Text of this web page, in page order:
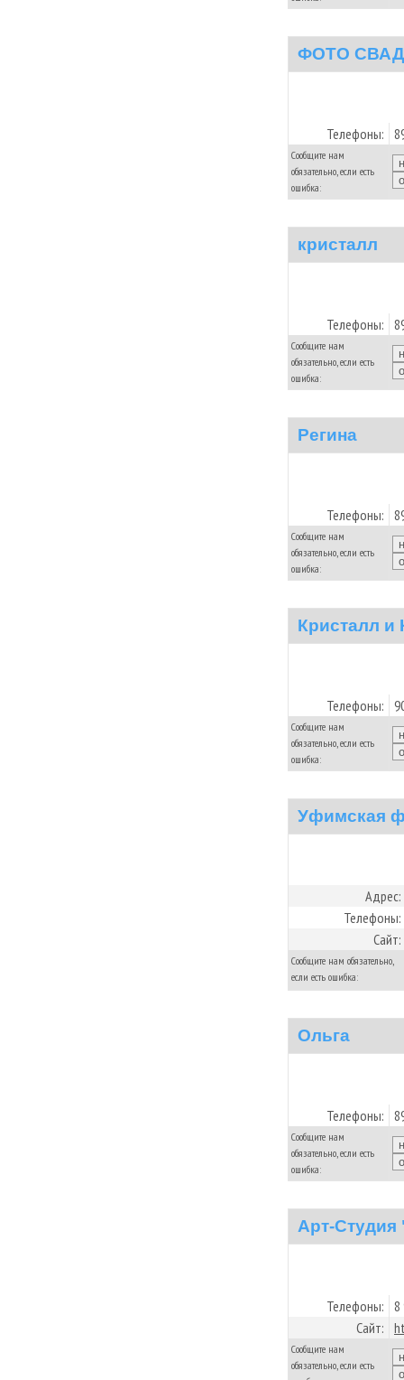
ФОТО
Телефоны:
Сообщите нам
обязательно, если есть
ошибка:
кристалл
Телефоны:
Сообщите нам
обязательно, если есть
ошибка:
Регина
Телефоны:
Сообщите нам
обязательно, если есть
ошибка:
Кристалл и
Телефоны:
Сообщите нам
обязательно, если есть
ошибка:
Уфимская
Адрес:
Телефоны:
Сайт:
Сообщите нам обязательно,
если есть ошибка:
Ольга
Телефоны:
Сообщите нам
обязательно, если есть
ошибка:
Арт-
Телефоны: 8
Сайт:
Сообщите нам
обязательно, если есть